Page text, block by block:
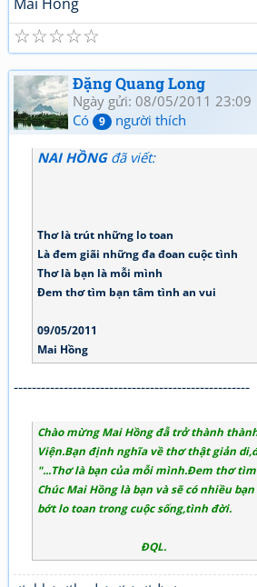
☆
☆
☆
☆
☆
Đặng Quang Long
Ngày gửi: 08/05/2011 23:09
Có
9 người thích
NAI HỒNGđã viết:
Thơ là trút những lo toan
Là đem giãi những đa đoan cuộc tình
Thơ là bạn là mỗi mình
Đem thơ tìm bạn tâm tình an vui
09/05/2011
Mai Hồng
----------------------------------------------------
Chào mừng Mai Hồng đẫ trở thành
Viện.Bạn định nghĩa về thơ thật giản
"...Thơ là bạn của mỗi mình.Đem thơ
Chúc Mai Hồng là bạn và sẽ có nhiều
bớt lo toan trong cuộc sống,tình đời.
ĐQL.